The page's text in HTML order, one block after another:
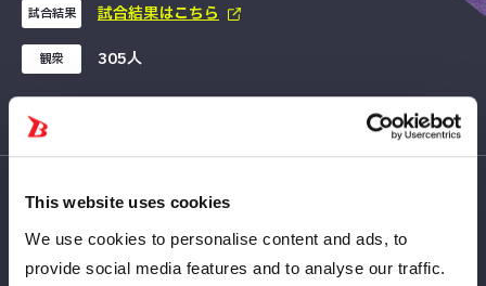
This website uses cookies
We use cookies to personalise content and ads, to
provide social media features and to analyse our traffic.
試合結果 試合結果はこちら
観衆 305人
PREV NEXT